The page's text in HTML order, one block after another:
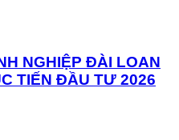
NGHIỆP ĐÀI LOAN
TIẾN ĐẦU TƯ 2026